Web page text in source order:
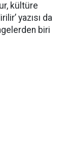
kültüre
yazısı da
biri